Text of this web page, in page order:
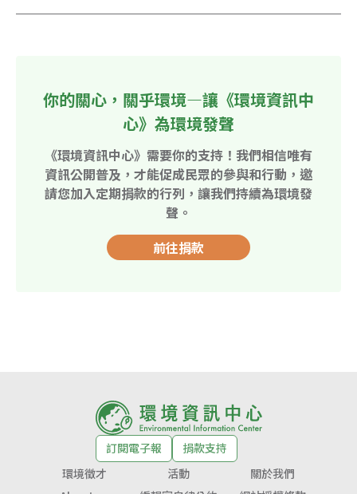
你的關心，關乎環境—讓《環境資訊中
心》為環境發聲
《環境資訊中心》需要你的支持！我們相信唯有
資訊公開普及，才能促成民眾的參與和行動，邀
請您加入定期捐款的行列，讓我們持續為環境發
聲。
前往捐款
訂閱電子報
捐款支持
環境徵才
活動
關於我們